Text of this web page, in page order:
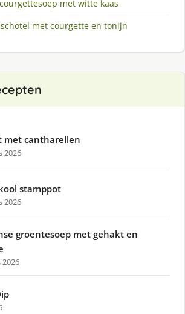
met witte kaas
met courgette en tonijn
met cantharellen
2026
stamppot
2026
groentesoep met gehakt en